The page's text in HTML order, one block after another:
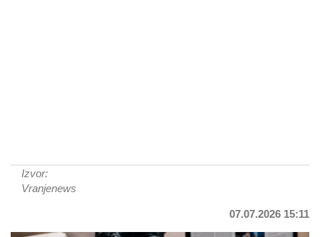
Izvor:
Vranjenews
07.07.2026 15:11